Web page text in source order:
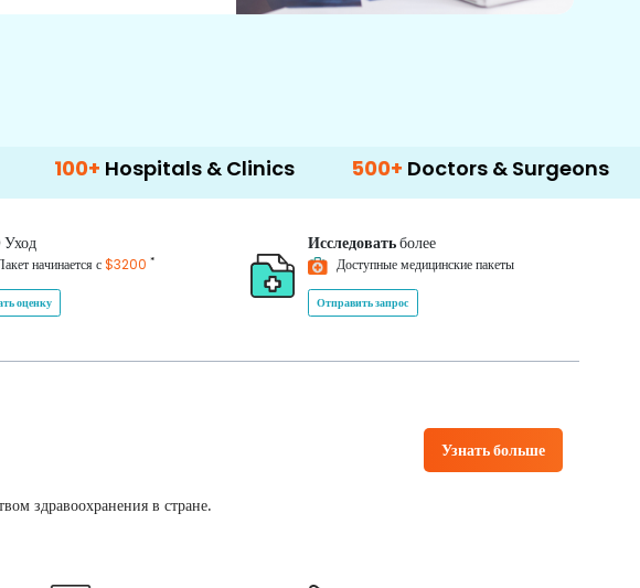
Hospitals & Clinics 500+ Doctors & Surgeons 14+
Уход
начинается с$3200 *
оценку
Исследоватьболее
Доступные медицинские пакеты
Отправить запрос
Узнать больше
здравоохранения в стране.